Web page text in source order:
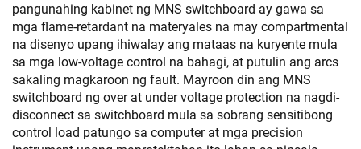
pangunahing kabinet ng MNS switchboard ay gawa sa
mga flame-retardant na materyales na may compartmental
na disenyo upang ihiwalay ang mataas na kuryente mula
sa mga low-voltage control na bahagi, at putulin ang arcs
sakaling magkaroon ng fault. Mayroon din ang MNS
switchboard ng over at under voltage protection na nagdi-
disconnect sa switchboard mula sa sobrang sensitibong
control load patungo sa computer at mga precision